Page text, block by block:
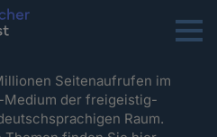
Menu
Seitenaufrufen im
Medium der freigeistig-
Raum.